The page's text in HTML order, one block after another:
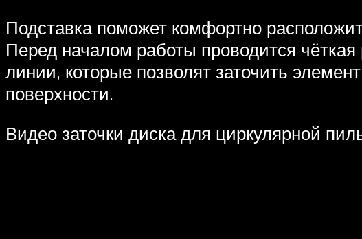
Подставка поможет комфортно
Перед началом работы проводится
линии, которые позволят заточить
поверхности.
Видео заточки диска для циркулярной